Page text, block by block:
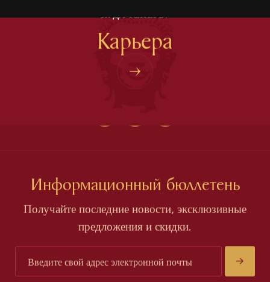
Карьера
Информационный бюллетень
Получайте последние новости, эксклюзивные
предложения и скидки.